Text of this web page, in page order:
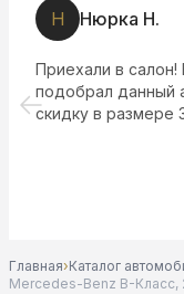
Н Нюрка Н.
Приехали в
подобрал данный
скидку в размере
Главная›Каталог
Mercedes-Benz B-Класс,